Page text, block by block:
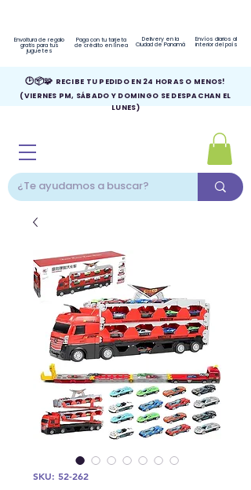
Envoltura de regalo
gratis para tus
juguetes
Paga con tu tarjeta
de crédito en línea
Delivery en la
Ciudad de Panamá
Envíos diarios al
interior del país
🕑📦🧩 RECIBE TU PEDIDO EN 24 HORAS O MENOS!
(VIERNES PM, SÁBADO Y DOMINGO SE DESPACHAN EL
LUNES)
SKU: 52-262